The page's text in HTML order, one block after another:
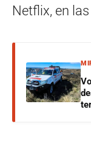
Netflix, en